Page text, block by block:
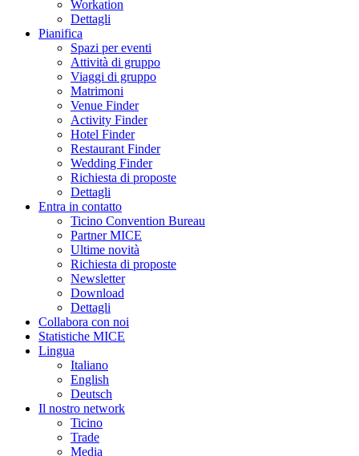
Workation
Dettagli
Pianifica
Spazi per eventi
Attività di gruppo
Viaggi di gruppo
Matrimoni
Venue Finder
Activity Finder
Hotel Finder
Restaurant Finder
Wedding Finder
Richiesta di proposte
Dettagli
Entra in contatto
Ticino Convention Bureau
Partner MICE
Ultime novità
Richiesta di proposte
Newsletter
Download
Dettagli
Collabora con noi
Statistiche MICE
Lingua
Italiano
English
Deutsch
Il nostro network
Ticino
Trade
Media